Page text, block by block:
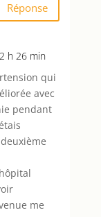
Réponse
h 26 min
qui
avec
pendant
me